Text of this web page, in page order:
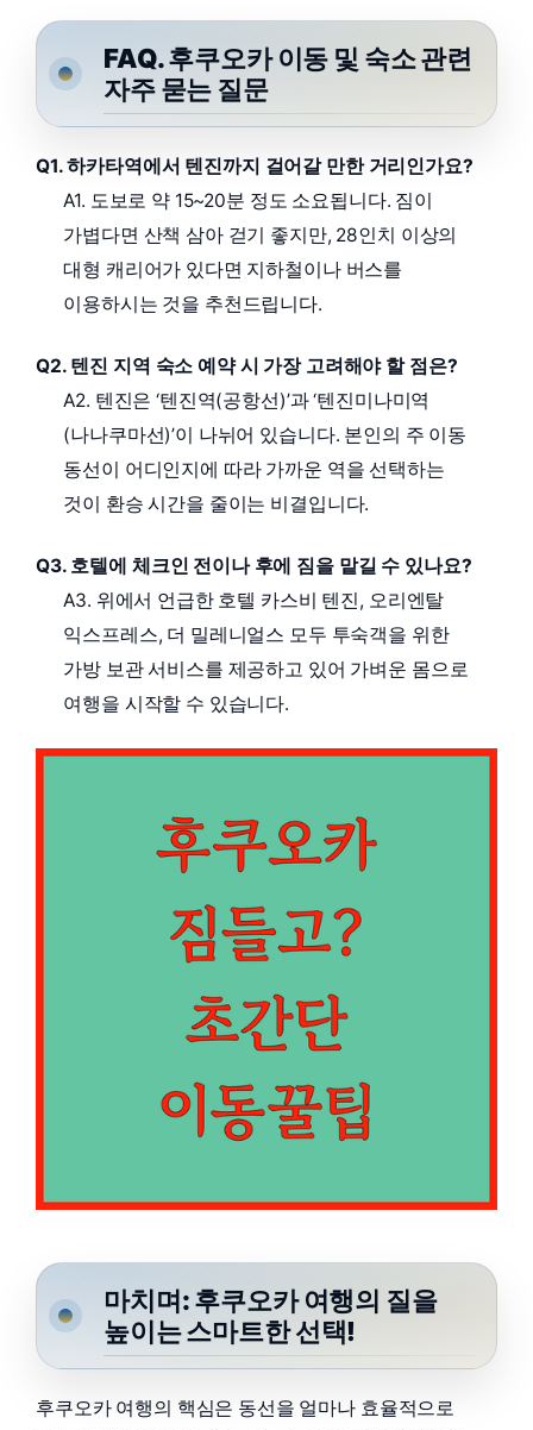
FAQ. 후쿠오카 이동 및 숙소 관련
자주 묻는 질문
Q1. 하카타역에서 텐진까지 걸어갈 만한 거리인가요?
A1. 도보로 약 15~20분 정도 소요됩니다. 짐이
가볍다면 산책 삼아 걷기 좋지만, 28인치 이상의
대형 캐리어가 있다면 지하철이나 버스를
이용하시는 것을 추천드립니다.
Q2. 텐진 지역 숙소 예약 시 가장 고려해야 할 점은?
A2. 텐진은 ‘텐진역(공항선)’과 ‘텐진미나미역
(나나쿠마선)’이 나뉘어 있습니다. 본인의 주 이동
동선이 어디인지에 따라 가까운 역을 선택하는
것이 환승 시간을 줄이는 비결입니다.
Q3. 호텔에 체크인 전이나 후에 짐을 맡길 수 있나요?
A3. 위에서 언급한 호텔 카스비 텐진, 오리엔탈
익스프레스, 더 밀레니얼스 모두 투숙객을 위한
가방 보관 서비스를 제공하고 있어 가벼운 몸으로
여행을 시작할 수 있습니다.
마치며: 후쿠오카 여행의 질을
높이는 스마트한 선택!
후쿠오카 여행의 핵심은 동선을 얼마나 효율적으로